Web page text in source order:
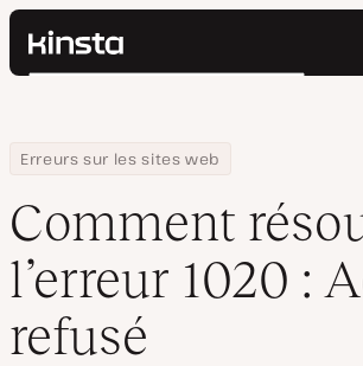
Kinsta®
Prix
Contact
Rechercher
Home
Centre de ressources
Blog
Erreurs sur les sites web
Comment résoudre l’erreur 1020 : Accès
Comment
l’erreur 1020 :
refusé